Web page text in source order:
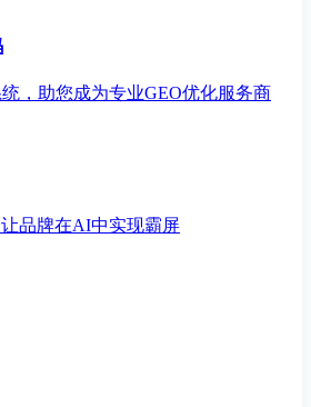
，助您成为专业GEO优化服务商
品牌在AI中实现霸屏